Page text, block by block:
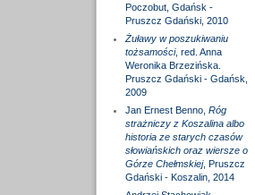
Poczobut, Gdańsk -
Pruszcz Gdański, 2010
Żuławy w poszukiwaniu
tożsamości, red. Anna
Weronika Brzezińska.
Pruszcz Gdański - Gdańsk,
2009
Jan Ernest Benno, Róg
strażniczy z Koszalina albo
historia ze starych czasów
słowiańskich oraz wiersze o
Górze Chełmskiej, Pruszcz
Gdański - Koszalin, 2014